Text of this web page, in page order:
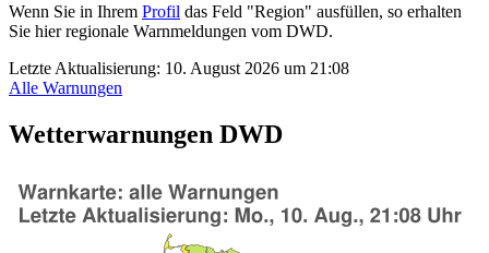
Wenn Sie in Ihrem Profil das Feld "Region" ausfüllen, so erhalten
Sie hier regionale Warnmeldungen vom DWD.
Letzte Aktualisierung: 10. August 2026 um 21:08
Alle Warnungen
Wetterwarnungen DWD